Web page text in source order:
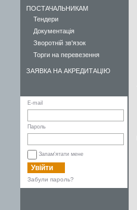
ПОСТАЧАЛЬНИКАМ
Тендери
Документація
Зворотній зв'язок
Торги на перевезення
ЗАЯВКА НА АКРЕДИТАЦІЮ
E-mail
Пароль
Запам'ятати мене
Увійти
Забули пароль?